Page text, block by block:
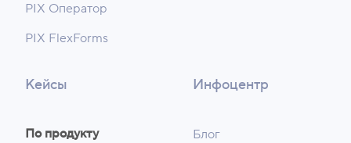
PIX Оператор
PIX FlexForms
Кейсы
По продукту
Инфоцентр
Блог